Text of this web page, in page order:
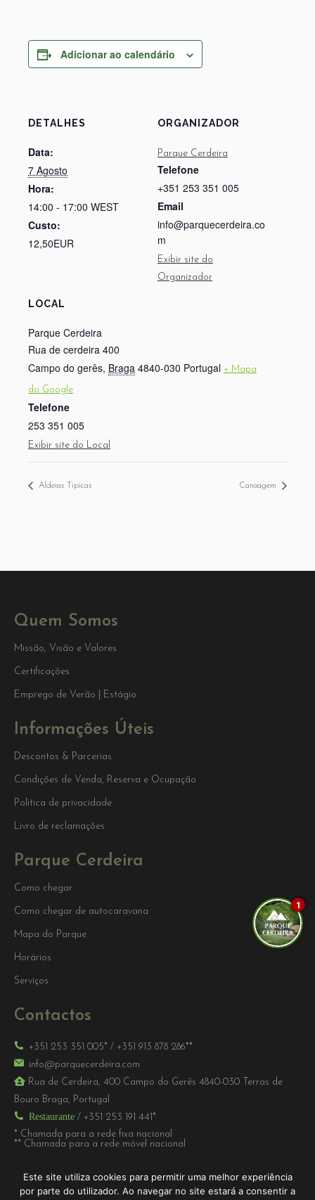
Adicionar ao calendário
DETALHES
Data:
7 Agosto
Hora:
14:00 - 17:00 WEST
Custo:
12,50EUR
LOCAL
Parque Cerdeira
Rua de cerdeira 400
Campo do gerês, Braga 4840-030 Portugal + Mapa
do Google
Telefone
253 351 005
Exibir site do Local
ORGANIZADOR
Parque Cerdeira
Telefone
+351 253 351 005
Email
info@parquecerdeira.co
m
Exibir site do
Organizador
Aldeias Típicas Canoagem
Quem Somos
Missão, Visão e Valores
Certificações
Emprego de Verão | Estágio
Informações Úteis
Descontos & Parcerias
Condições de Venda, Reserva e Ocupação
Política de privacidade
Livro de reclamações
Parque Cerdeira
Como chegar
Como chegar de autocaravana
Mapa do Parque
Horários
Serviços
Contactos
+351 253 351 005* / +351 913 878 286**
info@parquecerdeira.com
Rua de Cerdeira, 400 Campo do Gerês 4840-030 Terras de
Bouro Braga, Portugal
Restaurante / +351 253 191 441*
* Chamada para a rede fixa nacional
** Chamada para a rede móvel nacional
Este site utiliza cookies para permitir uma melhor experiência
por parte do utilizador. Ao navegar no site estará a consentir a
1